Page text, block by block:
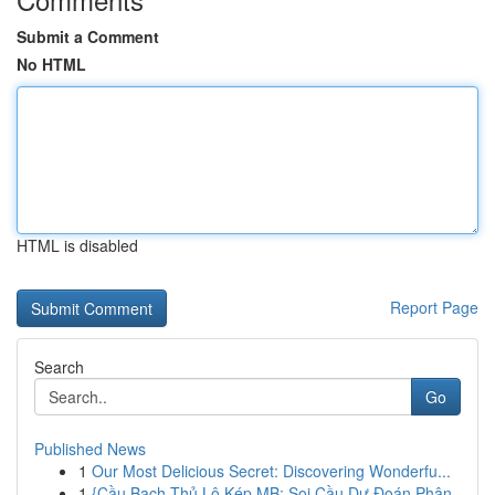
Submit a Comment
No HTML
HTML is disabled
Report Page
Search
Go
Published News
1 Our Most Delicious Secret: Discovering Wonderfu...